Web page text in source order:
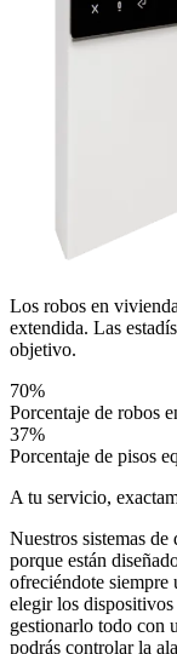
Los robos en
extendida. Las
objetivo.
70%
Porcentaje de robos
37%
Porcentaje de pisos
A tu servicio,
Nuestros sistemas
porque están
ofreciéndote siempre
elegir los
gestionarlo todo con
podrás controlar la